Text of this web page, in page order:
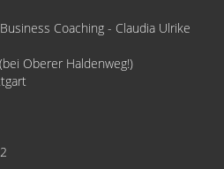
Coaching - Claudia Ulrike
Oberer Haldenweg!)